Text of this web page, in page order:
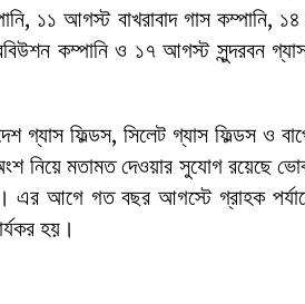
১১ আগস্ট বাখরাবাদ গাস কম্পানি,
কম্পানি ও ১৭ আগস্ট সুন্দরবন গ্যাস
গ্যাস ফিল্ডস, সিলেট গ্যাস ফিল্ডস ও
নিয়ে মতামত দেওয়ার সুযোগ রয়েছে
এর আগে গত বছর আগস্টে গ্রাহক
হয়।